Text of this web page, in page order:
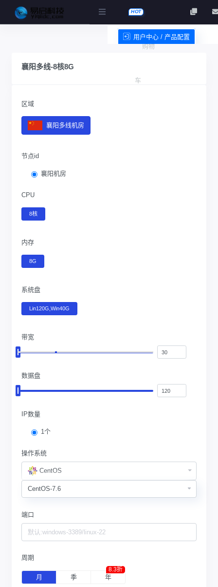
HOT
购物
车
用户中心 / 产品配置
襄阳多线-8核8G
区域
襄阳多线机房
节点id
襄阳机房
CPU
8核
内存
8G
系统盘
Lin120G,Win40G
带宽
数据盘
IP数量
1个
操作系统
CentOS
端口
周期
月 季 年
8.3折